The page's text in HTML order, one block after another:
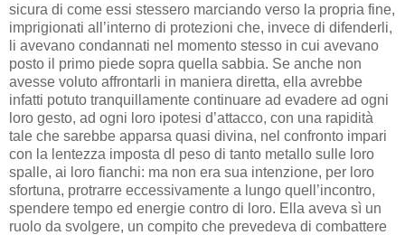
sicura di come essi stessero marciando verso la propria fine,
imprigionati all’interno di protezioni che, invece di difenderli,
li avevano condannati nel momento stesso in cui avevano
posto il primo piede sopra quella sabbia. Se anche non
avesse voluto affrontarli in maniera diretta, ella avrebbe
infatti potuto tranquillamente continuare ad evadere ad ogni
loro gesto, ad ogni loro ipotesi d’attacco, con una rapidità
tale che sarebbe apparsa quasi divina, nel confronto impari
con la lentezza imposta dl peso di tanto metallo sulle loro
spalle, ai loro fianchi: ma non era sua intenzione, per loro
sfortuna, protrarre eccessivamente a lungo quell’incontro,
spendere tempo ed energie contro di loro. Ella aveva sì un
ruolo da svolgere, un compito che prevedeva di combattere